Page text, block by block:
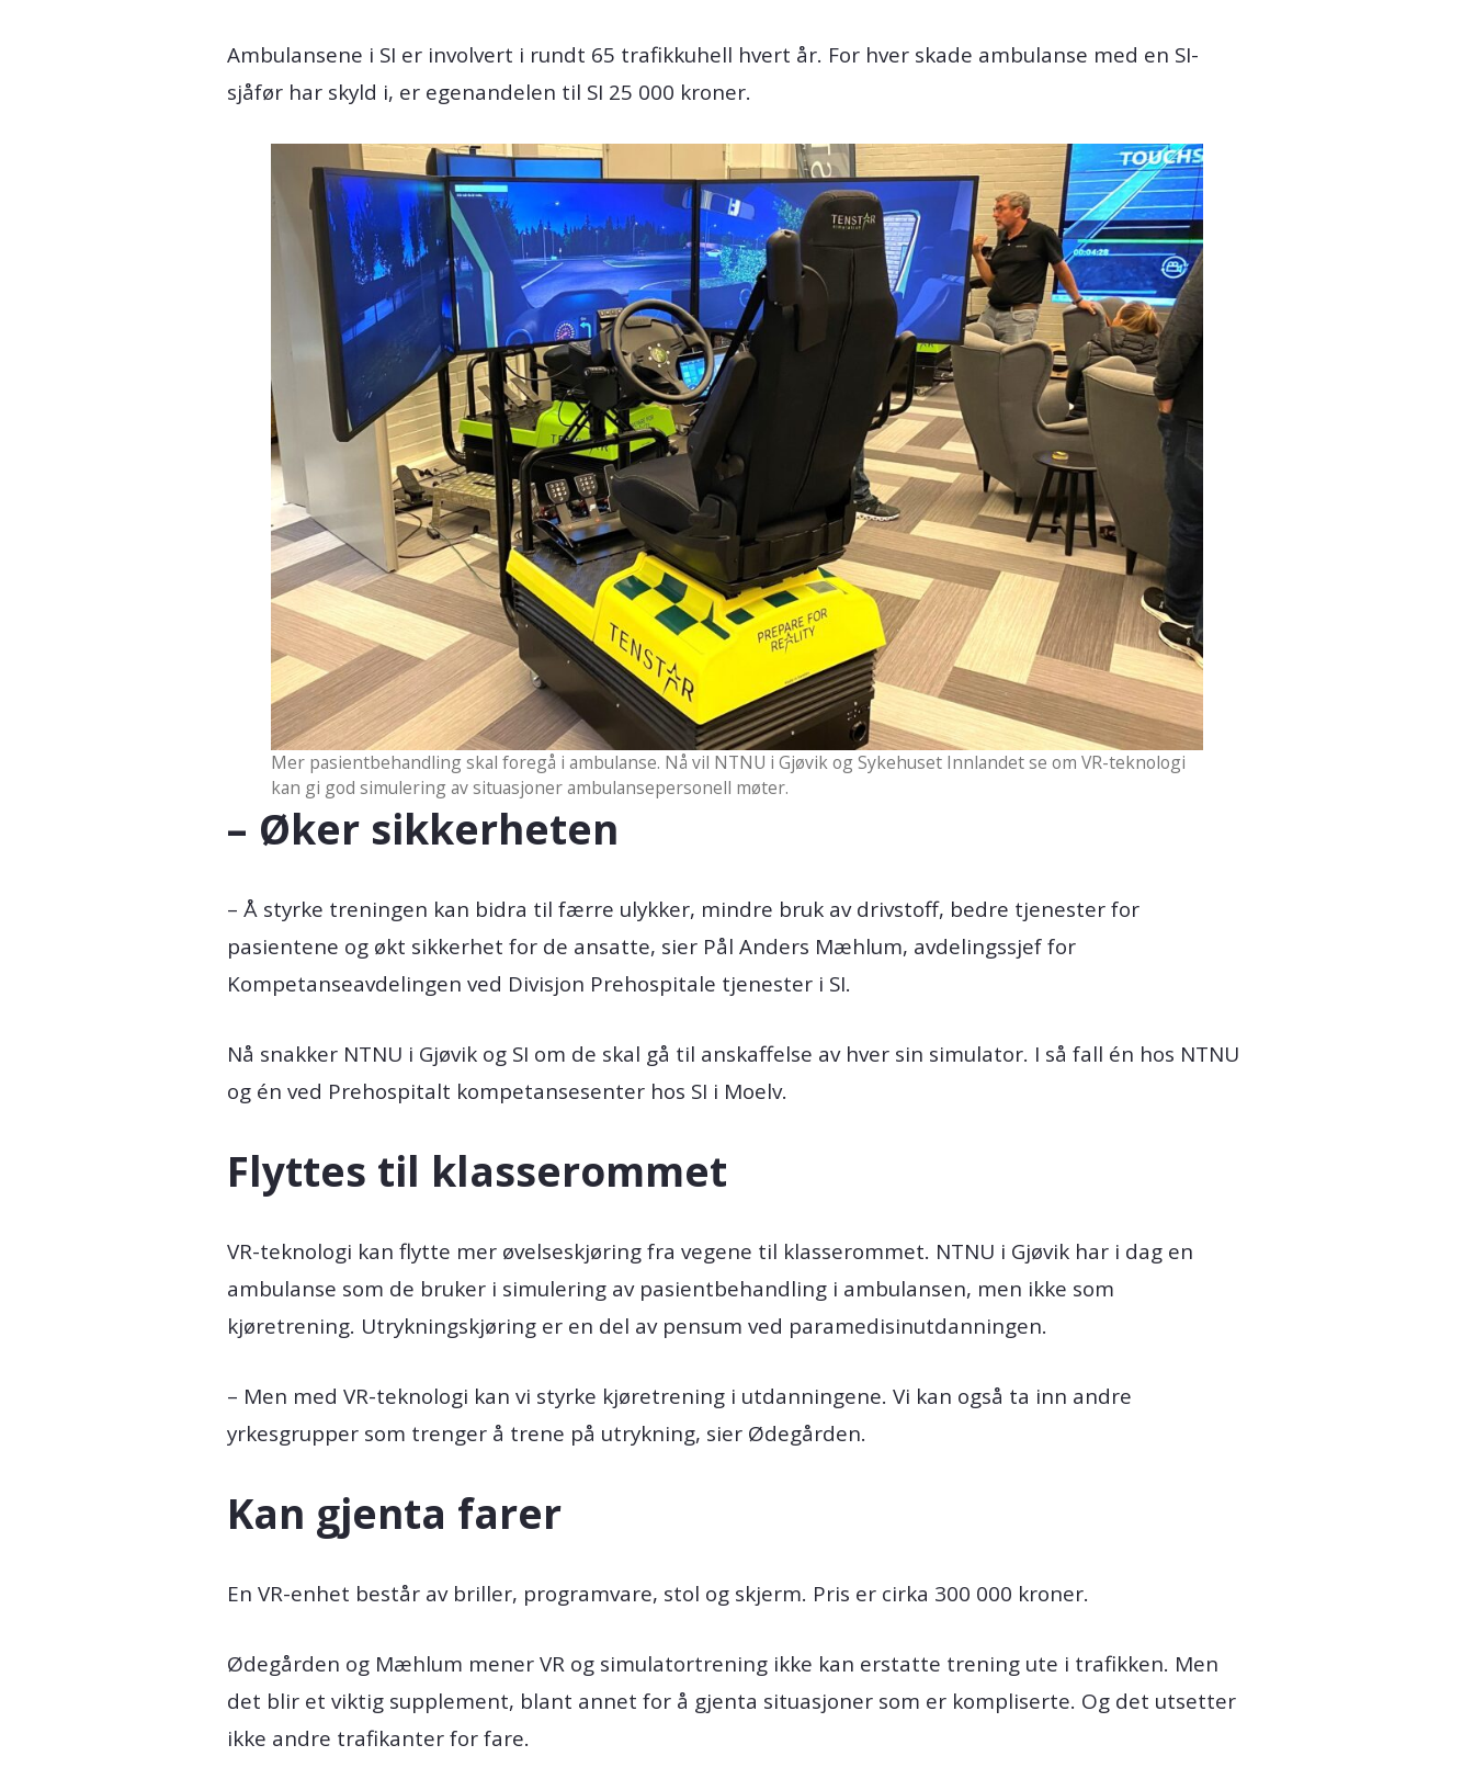
Ambulansene i SI er involvert i rundt 65 trafikkuhell hvert år. For hver skade ambulanse med en SI-
sjåfør har skyld i, er egenandelen til SI 25 000 kroner.
Mer pasientbehandling skal foregå i ambulanse. Nå vil NTNU i Gjøvik og Sykehuset Innlandet se om VR-teknologi
kan gi god simulering av situasjoner ambulansepersonell møter.
– Øker sikkerheten
– Å styrke treningen kan bidra til færre ulykker, mindre bruk av drivstoff, bedre tjenester for
pasientene og økt sikkerhet for de ansatte, sier Pål Anders Mæhlum, avdelingssjef for
Kompetanseavdelingen ved Divisjon Prehospitale tjenester i SI.
Nå snakker NTNU i Gjøvik og SI om de skal gå til anskaffelse av hver sin simulator. I så fall én hos NTNU
og én ved Prehospitalt kompetansesenter hos SI i Moelv.
Flyttes til klasserommet
VR-teknologi kan flytte mer øvelseskjøring fra vegene til klasserommet. NTNU i Gjøvik har i dag en
ambulanse som de bruker i simulering av pasientbehandling i ambulansen, men ikke som
kjøretrening. Utrykningskjøring er en del av pensum ved paramedisinutdanningen.
– Men med VR-teknologi kan vi styrke kjøretrening i utdanningene. Vi kan også ta inn andre
yrkesgrupper som trenger å trene på utrykning, sier Ødegården.
Kan gjenta farer
En VR-enhet består av briller, programvare, stol og skjerm. Pris er cirka 300 000 kroner.
Ødegården og Mæhlum mener VR og simulatortrening ikke kan erstatte trening ute i trafikken. Men
det blir et viktig supplement, blant annet for å gjenta situasjoner som er kompliserte. Og det utsetter
ikke andre trafikanter for fare.